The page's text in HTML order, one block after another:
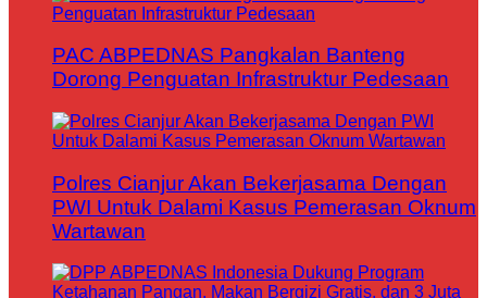
PAC ABPEDNAS Pangkalan Banteng
Dorong Penguatan Infrastruktur Pedesaan
Polres Cianjur Akan Bekerjasama Dengan
PWI Untuk Dalami Kasus Pemerasan Oknum
Wartawan